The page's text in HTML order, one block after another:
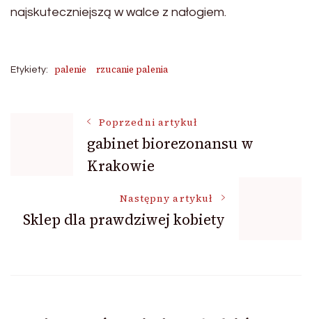
najskuteczniejszą w walce z nałogiem.
Etykiety: palenie rzucanie palenia
Nawigacja
wpisu
Poprzedni artykuł
gabinet biorezonansu w
Krakowie
Następny artykuł
Sklep dla prawdziwej kobiety